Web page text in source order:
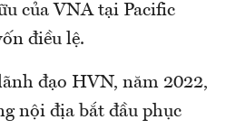
của VNA tại Pacific
điều lệ.
đạo HVN, năm 2022,
nội địa bắt đầu phục